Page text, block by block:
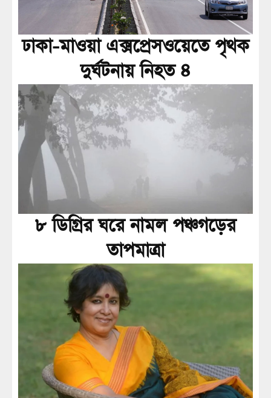
ঢাকা-মাওয়া এক্সপ্রেসওয়েতে পৃথক
দুর্ঘটনায় নিহত ৪
৮ ডিগ্রির ঘরে নামল পঞ্চগড়ের
তাপমাত্রা